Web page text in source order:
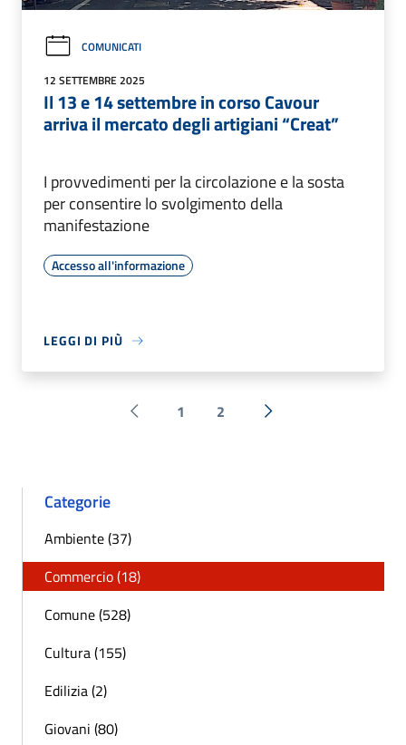
COMUNICATI
12 SETTEMBRE 2025
Il 13 e 14 settembre in corso Cavour
arriva il mercato degli artigiani “Creat”
I provvedimenti per la circolazione e la sosta
per consentire lo svolgimento della
manifestazione
Accesso all'informazione
LEGGI DI PIÙ
Pagina precedente
1 2 Successiva »
Categorie
Ambiente (37)
Commercio (18)
Comune (528)
Cultura (155)
Edilizia (2)
Giovani (80)